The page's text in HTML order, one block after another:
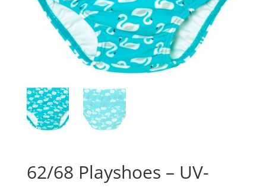
62/68 Playshoes – UV-